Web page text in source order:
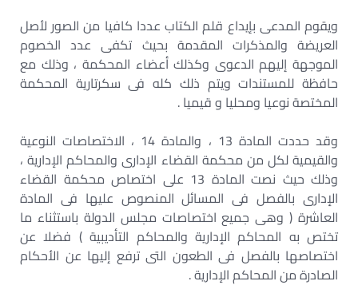
ويقوم المدعى بإيداع قلم الكتاب عددا كافيا من الصور لأصل
العريضة والمذكرات المقدمة بحيث تكفى عدد الخصوم
الموجهة إليهم الدعوى وكذلك أعضاء المحكمة ، وذلك مع
حافظة للمستندات ويتم ذلك كله فى سكرتارية المحكمة
المختصة نوعيا ومحليا و قيميا .
وقد حددت المادة 13 ، والمادة 14 ، الاختصاصات النوعية
والقيمية لكل من محكمة القضاء الإدارى والمحاكم الإدارية ،
وذلك حيث نصت المادة 13 على اختصاص محكمة القضاء
الإدارى بالفصل فى المسائل المنصوص عليها فى المادة
العاشرة ( وهى جميع اختصاصات مجلس الدولة باستثناء ما
تختص به المحاكم الإدارية والمحاكم التأديبية ) فضلا عن
اختصاصها بالفصل فى الطعون التى ترفع إليها عن الأحكام
الصادرة من المحاكم الإدارية .